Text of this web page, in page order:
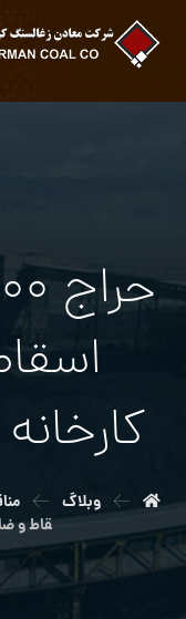
وبلاگ
قاط و